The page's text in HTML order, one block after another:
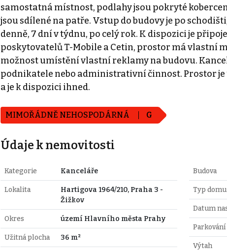
samostatná místnost, podlahy jsou pokryté
jsou sdílené na patře. Vstup do budovy je po
denně, 7 dní v týdnu, po celý rok. K dispozici je
poskytovatelů T-Mobile a Cetin, prostor má vlastní
možnost umístění vlastní reklamy na budovu.
podnikatele nebo administrativní činnost. Prostor je
a je k dispozici ihned.
MIMOŘÁDNĚ NEHOSPODÁRNÁ G
Údaje k nemovitosti
Kategorie Kanceláře
Lokalita
Hartigova 1964/210, Praha 3 -
Žižkov
Okres území Hlavního města Prahy
Užitná plocha 36 m²
Budova
Typ domu
Datum
Parkování
Výtah